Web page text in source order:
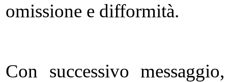
omissione e difformità.
Con successivo